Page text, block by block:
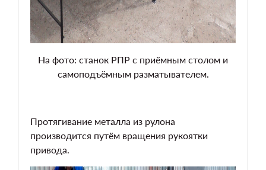
На фото: станок РПР с приёмным столом и
самоподъёмным разматывателем.
Протягивание металла из рулона
производится путём вращения рукоятки
привода.